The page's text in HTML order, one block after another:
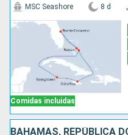
Comidas incluidas
MSC Seashore 8 d